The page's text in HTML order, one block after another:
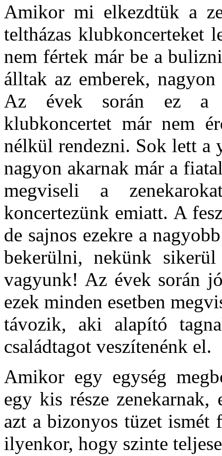
Amikor mi elkezdtük a
teltházas klubkoncerteket
nem fértek már be a
álltak az emberek,
Az évek során ez a
klubkoncertet már nem
nélkül rendezni. Sok lett a
nagyon akarnak már a
megviseli a
koncertezünk emiatt. A
de sajnos ezekre a
bekerülni, nekünk
vagyunk! Az évek során
ezek minden esetben
távozik, aki alapító
családtagot veszítenénk el.
Amikor egy egység
egy kis része
azt a bizonyos tüzet ismét
ilyenkor, hogy szinte